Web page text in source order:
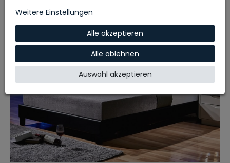
Weitere Einstellungen
Alle akzeptieren
Alle ablehnen
Auswahl akzeptieren